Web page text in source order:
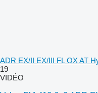
ADR EX/II EX/III FL OX AT
19
VIDÉO